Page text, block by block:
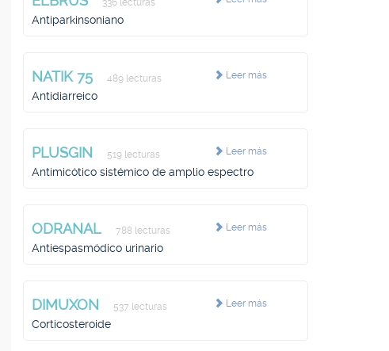
336 lecturas
Antiparkinsoniano
Leer más
NATIK 75 489 lecturas
Antidiarreico
Leer más
PLUSGIN 519 lecturas
Antimicótico sistémico de amplio espectro
Leer más
ODRANAL 788 lecturas
Antiespasmódico urinario
Leer más
DIMUXON 537 lecturas
Corticosteroide